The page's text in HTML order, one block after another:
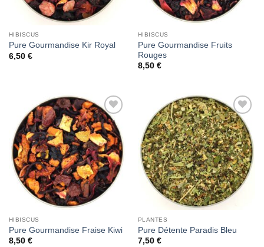
HIBISCUS
Pure Gourmandise Kir Royal
6,50 €
HIBISCUS
Pure Gourmandise Fruits
Rouges
8,50 €
Add to
Wishlist
HIBISCUS
Pure Gourmandise Fraise Kiwi
8,50 €
Add to
Wishlist
PLANTES
Pure Détente Paradis Bleu
7,50 €